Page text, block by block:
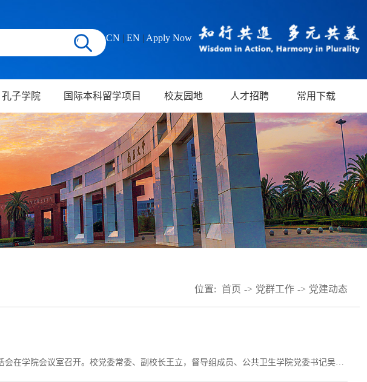
CN | EN | Apply Now
孔子学院 国际本科留学项目 校友园地 人才招聘 常用下载
位置: 首页 -> 党群工作 -> 党建动态